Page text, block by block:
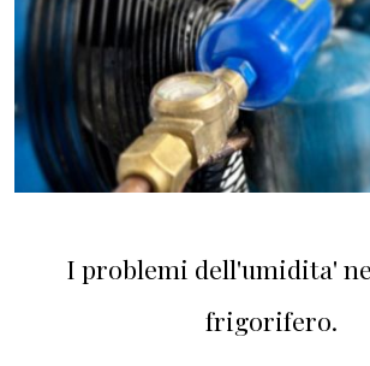
I problemi dell'umidita'
frigorifero.